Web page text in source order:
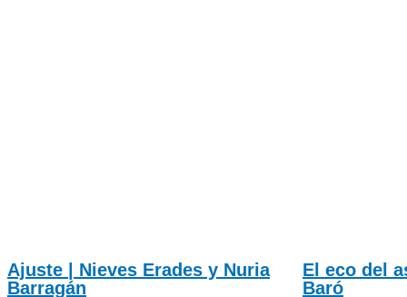
Ajuste | Nieves Erades y Nuria
Barragán
El eco del
Baró